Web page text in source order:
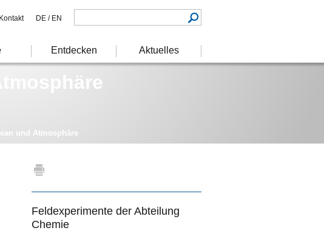
und Atmosphäre
Feldexperimente der Abteilung
Chemie
Entdecken Aktuelles
Kontakt DE /EN